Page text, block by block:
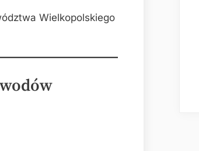
Wielkopolskiego